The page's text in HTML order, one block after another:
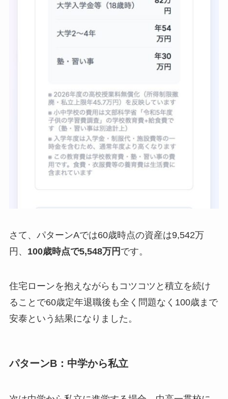
さて、パターンAでは60歳時点の資産は9,542万
円、 100歳時点で5,548万円 です。
住宅ローンを抱えながらもコツコツと積立を続け
ることで60歳定年退職後も全く問題なく100歳まで
安泰という結果になりました。
パターンB：中学から私立